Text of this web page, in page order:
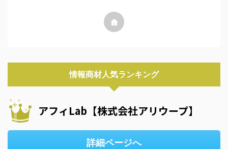
情報商材人気ランキング
アフィLab【株式会社アリウープ】
詳細ページへ